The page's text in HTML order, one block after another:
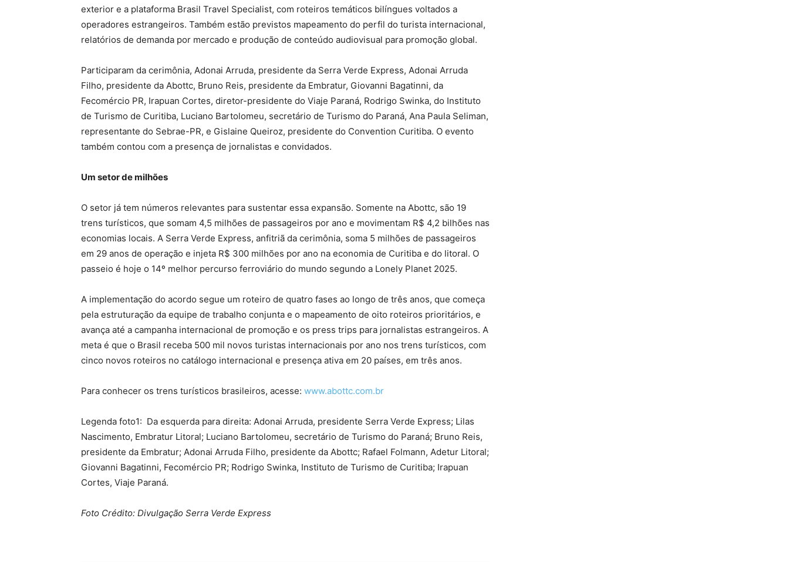
exterior e a plataforma Brasil Travel Specialist, com roteiros temáticos bilíngues voltados a
operadores estrangeiros. Também estão previstos mapeamento do perfil do turista internacional,
relatórios de demanda por mercado e produção de conteúdo audiovisual para promoção global.
Participaram da cerimônia, Adonai Arruda, presidente da Serra Verde Express, Adonai Arruda
Filho, presidente da Abottc, Bruno Reis, presidente da Embratur, Giovanni Bagatinni, da
Fecomércio PR, Irapuan Cortes, diretor-presidente do Viaje Paraná, Rodrigo Swinka, do Instituto
de Turismo de Curitiba, Luciano Bartolomeu, secretário de Turismo do Paraná, Ana Paula Seliman,
representante do Sebrae-PR, e Gislaine Queiroz, presidente do Convention Curitiba. O evento
também contou com a presença de jornalistas e convidados.
Um setor de milhões
O setor já tem números relevantes para sustentar essa expansão. Somente na Abottc, são 19
trens turísticos, que somam 4,5 milhões de passageiros por ano e movimentam R$ 4,2 bilhões nas
economias locais. A Serra Verde Express, anfitriã da cerimônia, soma 5 milhões de passageiros
em 29 anos de operação e injeta R$ 300 milhões por ano na economia de Curitiba e do litoral. O
passeio é hoje o 14º melhor percurso ferroviário do mundo segundo a Lonely Planet 2025.
A implementação do acordo segue um roteiro de quatro fases ao longo de três anos, que começa
pela estruturação da equipe de trabalho conjunta e o mapeamento de oito roteiros prioritários, e
avança até a campanha internacional de promoção e os press trips para jornalistas estrangeiros. A
meta é que o Brasil receba 500 mil novos turistas internacionais por ano nos trens turísticos, com
cinco novos roteiros no catálogo internacional e presença ativa em 20 países, em três anos.
Para conhecer os trens turísticos brasileiros, acesse: www.abottc.com.br
Legenda foto1: Da esquerda para direita: Adonai Arruda, presidente Serra Verde Express; Lilas
Nascimento, Embratur Litoral; Luciano Bartolomeu, secretário de Turismo do Paraná; Bruno Reis,
presidente da Embratur; Adonai Arruda Filho, presidente da Abottc; Rafael Folmann, Adetur Litoral;
Giovanni Bagatinni, Fecomércio PR; Rodrigo Swinka, Instituto de Turismo de Curitiba; Irapuan
Cortes, Viaje Paraná.
Foto Crédito: Divulgação Serra Verde Express